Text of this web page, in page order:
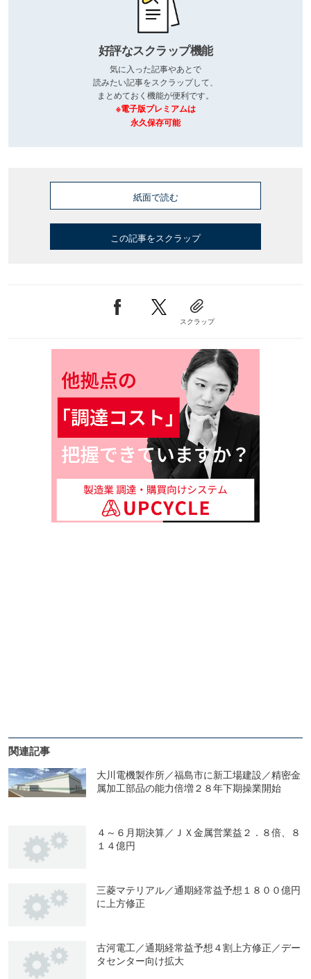
好評なスクラップ機能
気に入った記事やあとで
読みたい記事をスクラップして、
まとめておく機能が便利です。
※電子版プレミアムは
永久保存可能
紙面で読む
この記事をスクラップ
スクラップ
関連記事
大川電機製作所／福島市に新工場建設／精密金
属加工部品の能力倍増２８年下期操業開始
４～６月期決算／ＪＸ金属営業益２．８倍、８
１４億円
三菱マテリアル／通期経常益予想１８００億円
に上方修正
古河電工／通期経常益予想４割上方修正／デー
タセンター向け拡大